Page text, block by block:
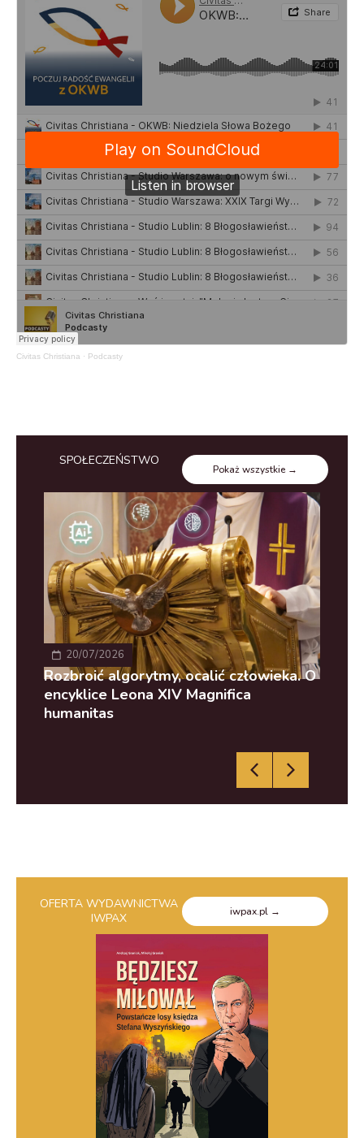
Civitas Christiana · Podcasty
SPOŁECZEŃSTWO
Pokaż wszystkie →
20/07/2026
Rozbroić algorytmy, ocalić człowieka. O
encyklice Leona XIV Magnifica
humanitas
OFERTA WYDAWNICTWA
IWPAX
iwpax.pl →